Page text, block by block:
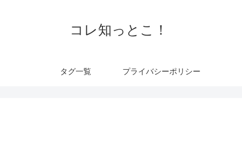
コレ知っとこ！
タグ一覧 プライバシーポリシー